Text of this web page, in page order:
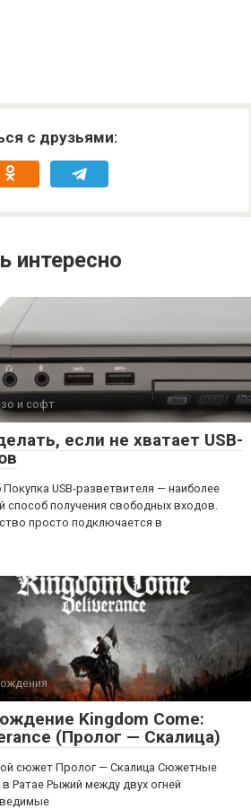
с друзьями:
и софт
если не хватает USB-
Покупка USB-разветвителя — наиболее
способ получения свободных входов.
просто подключается в
Kingdom Come:
(Пролог — Скалица)
сюжет Пролог — Скалица Сюжетные
Ратае Рыжий между двух огней